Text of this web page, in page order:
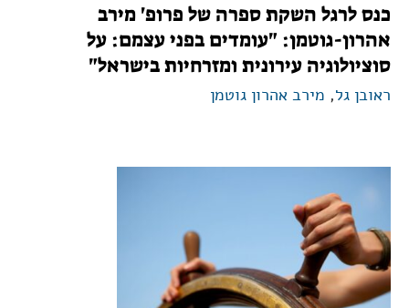
כנס לרגל השקת ספרה של פרופ' מירב
אהרון-גוטמן: "עומדים בפני עצמם: על
סוציולוגיה עירונית ומזרחיות בישראל"
ראובן גל, מירב אהרון גוטמן